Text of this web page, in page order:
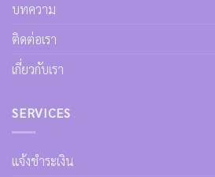
บทความ
ติดต่อเรา
เกี่ยวกับเรา
SERVICES
แจ้งชำระเงิน